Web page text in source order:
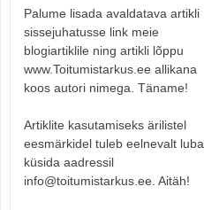
Palume lisada avaldatava artikli
sissejuhatusse link meie
blogiartiklile ning artikli lõppu
www.Toitumistarkus.ee allikana
koos autori nimega. Täname!
Artiklite kasutamiseks ärilistel
eesmärkidel tuleb eelnevalt luba
küsida aadressil
info@toitumistarkus.ee. Aitäh!